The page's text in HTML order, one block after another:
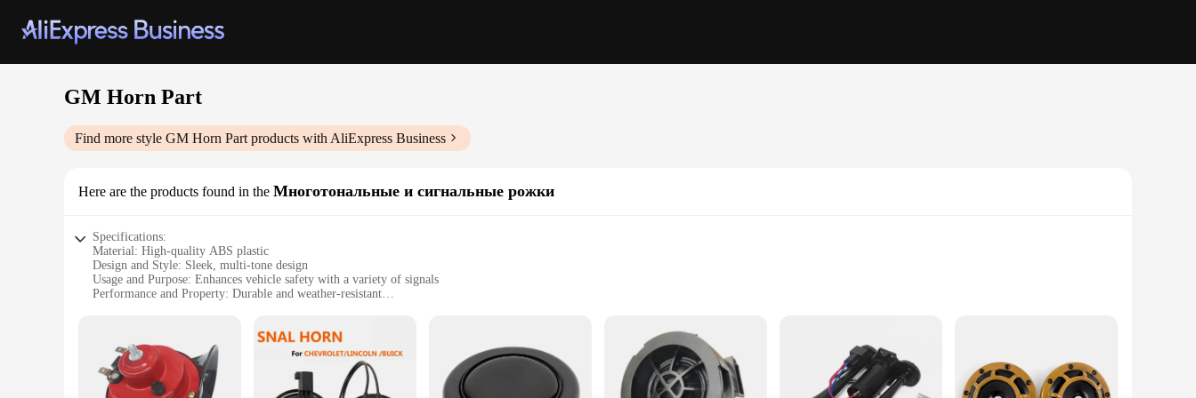
GM Horn Part
Find more style GM Horn Part products with AliExpress Business
Here are the products found in the Многотональные и сигнальные рожки
Specifications:
Material: High-quality ABS plastic
Design and Style: Sleek, multi-tone design
Usage and Purpose: Enhances vehicle safety with a variety of signals
Performance and Property: Durable and weather-resistant
Features:
**Versatile Signaling Solutions**
The GM Horn Part is a versatile accessory designed to elevate the safety and functionality of your vehicle. Whether you're a wholesaler, vendor, or individual looking to enhance your vehicle's
signaling capabilities, this multi-tone horn is an ideal choice. The sleek design and multiple sets available ensure that you can tailor your vehicle's sound to suit various scenarios, from a gentle chime